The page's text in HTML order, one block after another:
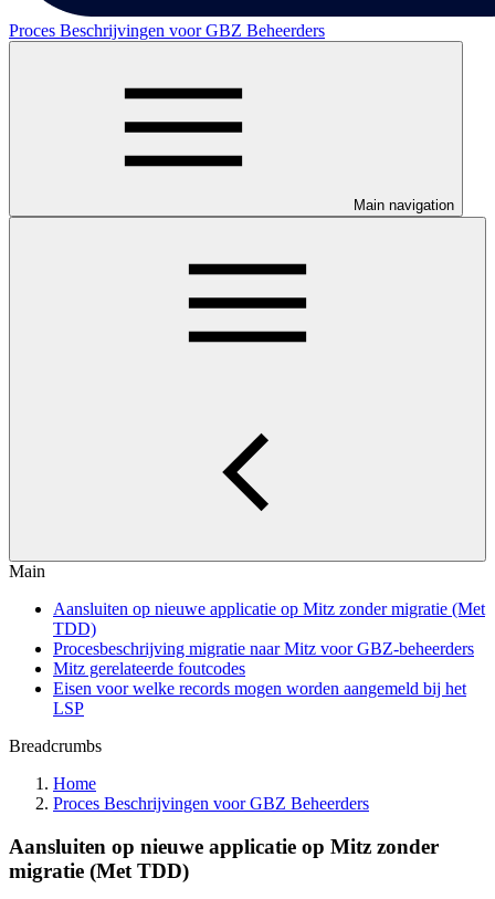
Proces Beschrijvingen voor GBZ Beheerders
Main navigation
Main
Aansluiten op nieuwe applicatie op Mitz zonder migratie (Met
TDD)
Procesbeschrijving migratie naar Mitz voor GBZ-beheerders
Mitz gerelateerde foutcodes
Eisen voor welke records mogen worden aangemeld bij het
LSP
Breadcrumbs
Home
Proces Beschrijvingen voor GBZ Beheerders
Aansluiten op nieuwe applicatie op Mitz zonder
migratie (Met TDD)